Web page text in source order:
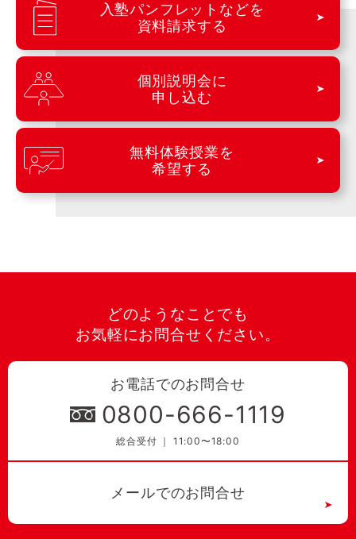
入塾パンフレットなどを
資料請求する
個別説明会に
申し込む
無料体験授業を
希望する
どのようなことでも
お気軽にお問合せください。
お電話でのお問合せ
0800-666-1119
総合受付 ｜ 11:00〜18:00
メールでのお問合せ